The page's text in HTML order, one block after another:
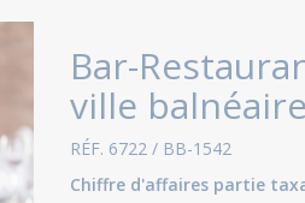
Bar-
ville
RÉF. 6722 / BB-1542
Chiffre d'affaires partie